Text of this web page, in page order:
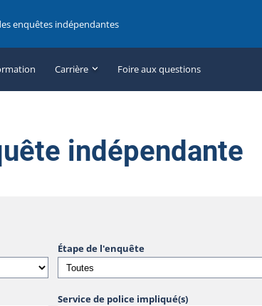
enquêtes indépendantes
Carrière Foire aux questions
indépendante
Étape de l'enquête
Service de police impliqué(s)